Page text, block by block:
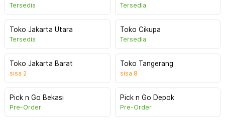
Tersedia Tersedia
Toko Jakarta Utara
Tersedia
Toko Cikupa
Tersedia
Toko Jakarta Barat
sisa 2
Toko Tangerang
sisa 8
Pick n Go Bekasi
Pre-Order
Pick n Go Depok
Pre-Order